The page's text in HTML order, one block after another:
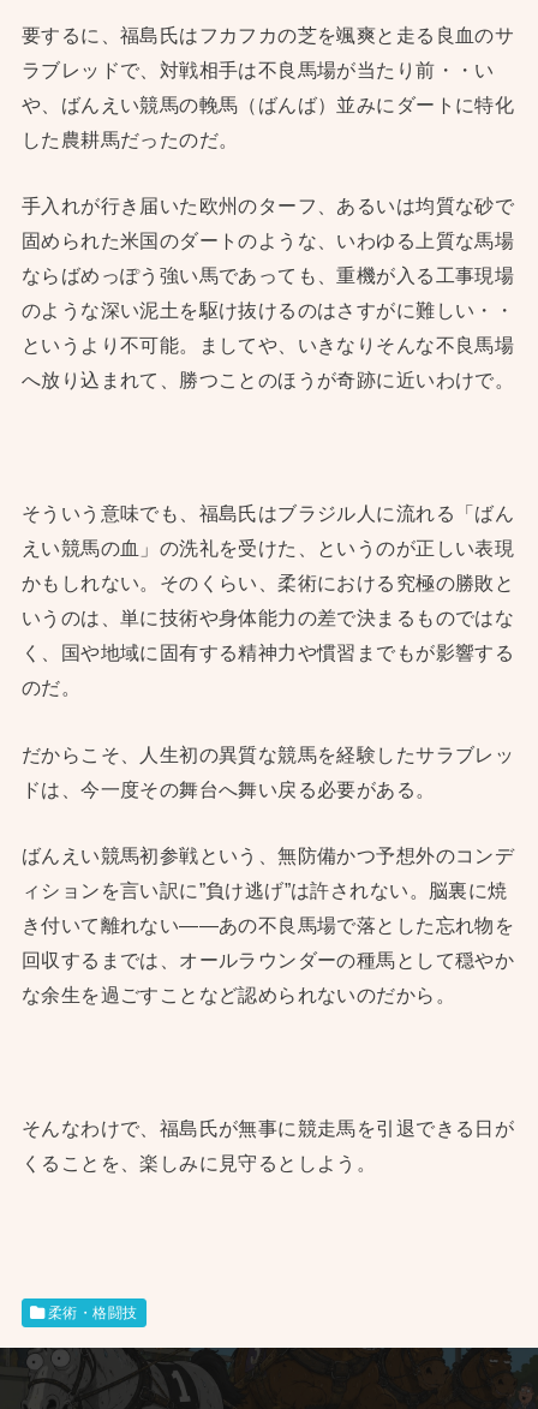
要するに、福島氏はフカフカの芝を颯爽と走る良血のサ
ラブレッドで、対戦相手は不良馬場が当たり前・・い
や、ばんえい競馬の輓馬（ばんば）並みにダートに特化
した農耕馬だったのだ。
手入れが行き届いた欧州のターフ、あるいは均質な砂で
固められた米国のダートのような、いわゆる上質な馬場
ならばめっぽう強い馬であっても、重機が入る工事現場
のような深い泥土を駆け抜けるのはさすがに難しい・・
というより不可能。ましてや、いきなりそんな不良馬場
へ放り込まれて、勝つことのほうが奇跡に近いわけで。
そういう意味でも、福島氏はブラジル人に流れる「ばん
えい競馬の血」の洗礼を受けた、というのが正しい表現
かもしれない。そのくらい、柔術における究極の勝敗と
いうのは、単に技術や身体能力の差で決まるものではな
く、国や地域に固有する精神力や慣習までもが影響する
のだ。
だからこそ、人生初の異質な競馬を経験したサラブレッ
ドは、今一度その舞台へ舞い戻る必要がある。
ばんえい競馬初参戦という、無防備かつ予想外のコンデ
ィションを言い訳に”負け逃げ”は許されない。脳裏に焼
き付いて離れない——あの不良馬場で落とした忘れ物を
回収するまでは、オールラウンダーの種馬として穏やか
な余生を過ごすことなど認められないのだから。
そんなわけで、福島氏が無事に競走馬を引退できる日が
くることを、楽しみに見守るとしよう。
柔術・格闘技